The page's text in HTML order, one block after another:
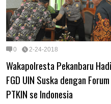
0 2-24-2018
Wakapolresta Pekanbaru
FGD UIN Suska dengan Forum
PTKIN se Indonesia